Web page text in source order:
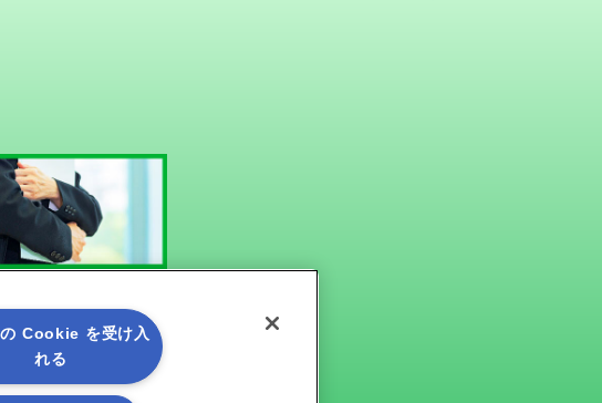
Cookie を受け入
れる